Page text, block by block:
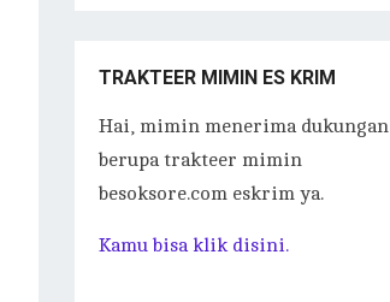
TRAKTEER MIMIN ES KRIM
Hai, mimin menerima dukungan
berupa trakteer mimin
besoksore.com eskrim ya.
Kamu bisa klik disini.